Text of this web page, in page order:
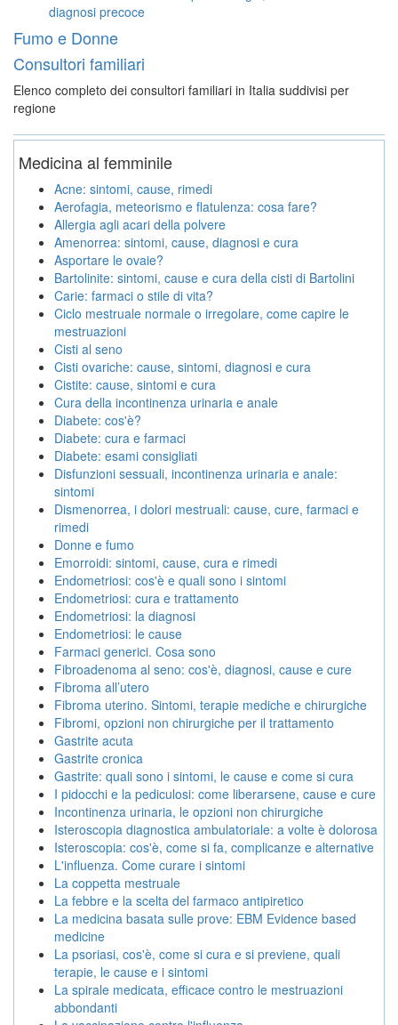
diagnosi precoce
Fumo e Donne
Consultori familiari
Elenco completo dei consultori familiari in Italia suddivisi per
regione
Medicina al femminile
Acne: sintomi, cause, rimedi
Aerofagia, meteorismo e flatulenza: cosa fare?
Allergia agli acari della polvere
Amenorrea: sintomi, cause, diagnosi e cura
Asportare le ovaie?
Bartolinite: sintomi, cause e cura della cisti di Bartolini
Carie: farmaci o stile di vita?
Ciclo mestruale normale o irregolare, come capire le
mestruazioni
Cisti al seno
Cisti ovariche: cause, sintomi, diagnosi e cura
Cistite: cause, sintomi e cura
Cura della incontinenza urinaria e anale
Diabete: cos'è?
Diabete: cura e farmaci
Diabete: esami consigliati
Disfunzioni sessuali, incontinenza urinaria e anale:
sintomi
Dismenorrea, i dolori mestruali: cause, cure, farmaci e
rimedi
Donne e fumo
Emorroidi: sintomi, cause, cura e rimedi
Endometriosi: cos'è e quali sono i sintomi
Endometriosi: cura e trattamento
Endometriosi: la diagnosi
Endometriosi: le cause
Farmaci generici. Cosa sono
Fibroadenoma al seno: cos'è, diagnosi, cause e cure
Fibroma all’utero
Fibroma uterino. Sintomi, terapie mediche e chirurgiche
Fibromi, opzioni non chirurgiche per il trattamento
Gastrite acuta
Gastrite cronica
Gastrite: quali sono i sintomi, le cause e come si cura
I pidocchi e la pediculosi: come liberarsene, cause e cure
Incontinenza urinaria, le opzioni non chirurgiche
Isteroscopia diagnostica ambulatoriale: a volte è dolorosa
Isteroscopia: cos'è, come si fa, complicanze e alternative
L'influenza. Come curare i sintomi
La coppetta mestruale
La febbre e la scelta del farmaco antipiretico
La medicina basata sulle prove: EBM Evidence based
medicine
La psoriasi, cos'è, come si cura e si previene, quali
terapie, le cause e i sintomi
La spirale medicata, efficace contro le mestruazioni
abbondanti